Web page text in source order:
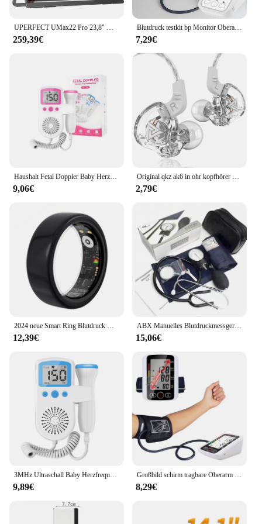
UPERFECT UMax22 Pro 23,8" Monitor 1080P Computer Display mit Ständer 100Hz für Laptop PC Mac PS5 XBOX Switch Steam Decks Desktop
259,39€
Blutdruck testkit bp Monitor Oberarm automatisches Tono meter digitales Blutdruck messgerät Puls medizinisches Gerät
7,29€
9,06€ 2,79€
12,39€
ABX Manuelles Blutdruckmessgerät Diastolisches Blutdruckmessgerät Doppelseitiges Arzt-Stethoskop Blutdruckmessgerät Manschette Home
15,06€
9,89€ 8,29€